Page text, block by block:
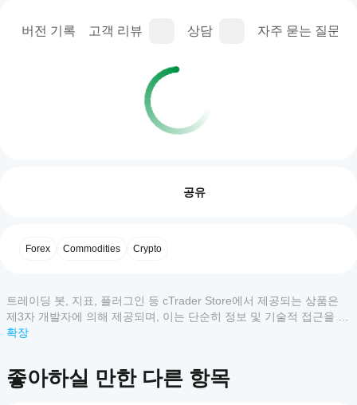
버전 기록 고객 리뷰 상담 자주 묻는 질문
고객 리뷰
이
상
대
한
어
용
할
수
나
요?
공유
Forex Commodities Crypto
트레이딩 봇, 지표, 플러그인 등 cTrader Store에서 제공되는 상품은
제3자 개발자에 의해 제공되며, 이는 단순히 정보 및 기술적 접근을 목
적으로 제공된 것입니다. cTrader Store는 중개인이 아니며, 투자 조
확장
좋아하실 만한 다른 항목